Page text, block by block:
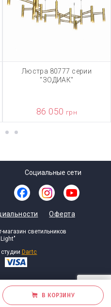
В КОРЗИНУ
Люстра 80777 серии
"ЗОДИАК"
86 050 грн
3 4
Социальные сети
Оферта
магазин светильников
студии Dartc